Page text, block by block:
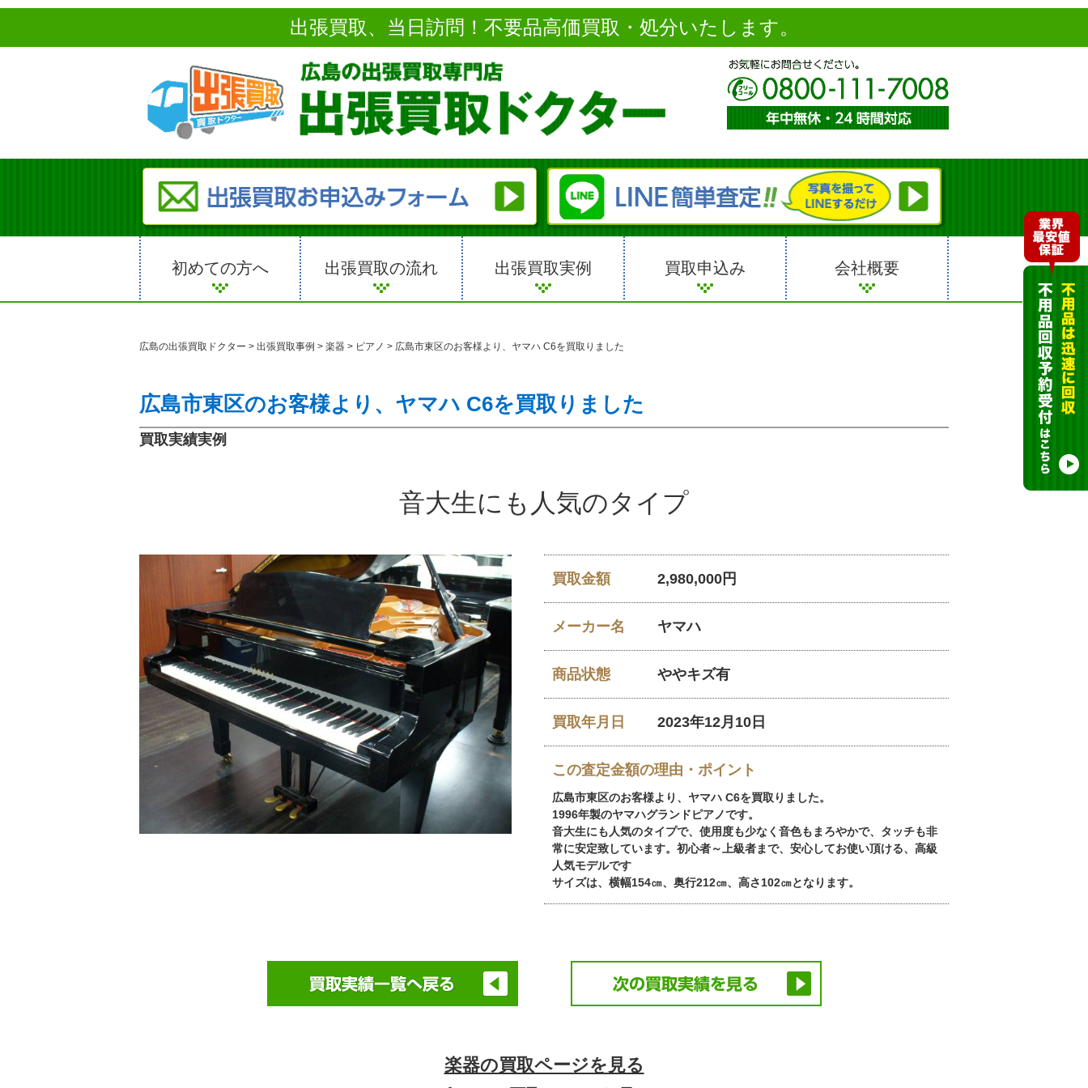
出張買取、当日訪問！不要品高価買取・処分いたします。
初めての方へ 出張買取の流れ 出張買取実例 買取申込み 会社概要
広島の出張買取ドクター > 出張買取事例 > 楽器 > ピアノ > 広島市東区のお客様より、ヤマハ C6を買取りました
広島市東区のお客様より、ヤマハ C6を買取りました
買取実績実例
音大生にも人気のタイプ
買取金額 2,980,000円
メーカー名 ヤマハ
商品状態 ややキズ有
買取年月日 2023年12月10日
この査定金額の理由・ポイント
広島市東区のお客様より、ヤマハ C6を買取りました。
1996年製のヤマハグランドピアノです。
音大生にも人気のタイプで、使用度も少なく音色もまろやかで、タッチも非
常に安定致しています。初心者～上級者まで、安心してお使い頂ける、高級
人気モデルです
サイズは、横幅154㎝、奥行212㎝、高さ102㎝となります。
楽器の買取ページを見る